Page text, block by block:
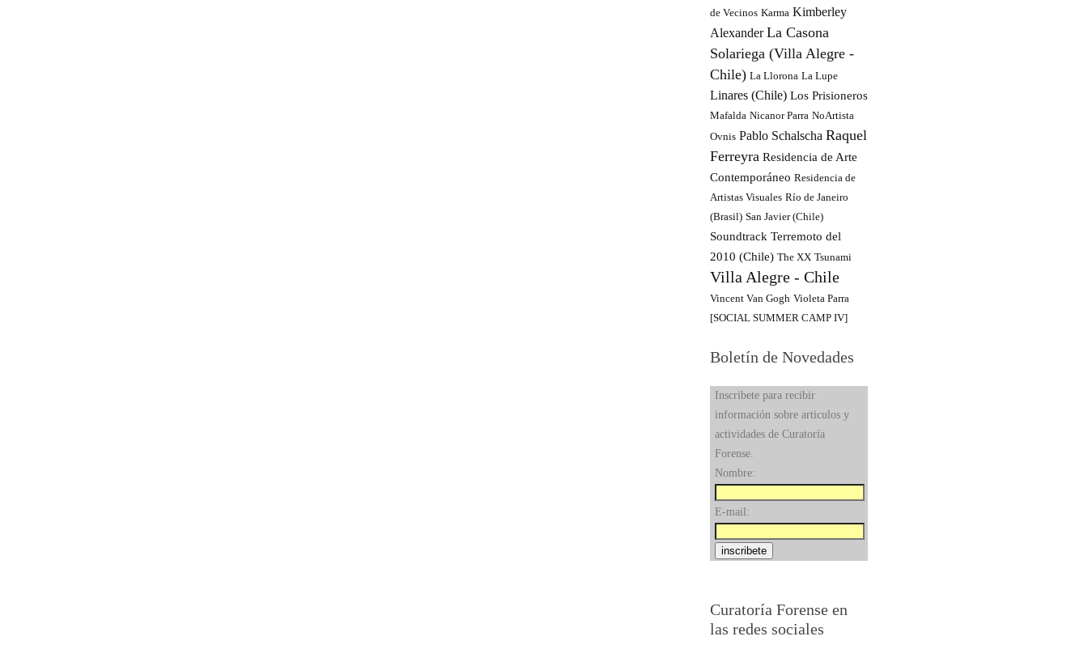
de Vecinos Karma Kimberley
Alexander La Casona
Solariega (Villa Alegre -
Chile) La Llorona La Lupe
Linares (Chile) Los Prisioneros
Mafalda Nicanor Parra NoArtista
Ovnis Pablo Schalscha Raquel
Ferreyra Residencia de Arte
Contemporáneo Residencia de
Artistas Visuales Río de Janeiro
(Brasil) San Javier (Chile)
Soundtrack Terremoto del
2010 (Chile) The XX Tsunami
Villa Alegre - Chile
Vincent Van Gogh Violeta Parra
[SOCIAL SUMMER CAMP IV]
Boletín de Novedades
Inscribete para recibir
información sobre articulos y
actividades de Curatoría
Forense.
Nombre:
E-mail:
Curatoría Forense en
las redes sociales